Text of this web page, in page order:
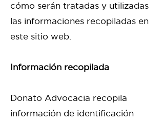
cómo serán tratadas y utilizadas
las informaciones recopiladas en
este sitio web.
Información recopilada
Donato Advocacia recopila
información de identificación